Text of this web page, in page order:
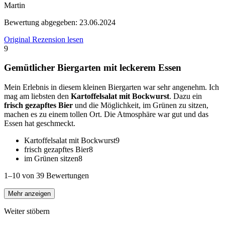
Martin
Bewertung abgegeben: 23.06.2024
Original Rezension lesen
9
Gemütlicher Biergarten mit leckerem Essen
Mein Erlebnis in diesem kleinen Biergarten war sehr angenehm. Ich
mag am liebsten den Kartoffelsalat mit Bockwurst. Dazu ein
frisch gezapftes Bier und die Möglichkeit, im Grünen zu sitzen,
machen es zu einem tollen Ort. Die Atmosphäre war gut und das
Essen hat geschmeckt.
Kartoffelsalat mit Bockwurst9
frisch gezapftes Bier8
im Grünen sitzen8
1–10 von 39 Bewertungen
Mehr anzeigen
Weiter stöbern